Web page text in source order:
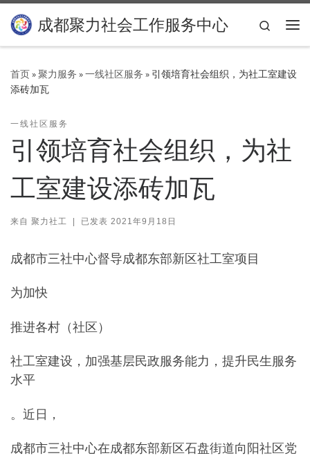
Skip to content
成都聚力社会工作服务中心
Search
首页»聚力服务 »一线社区服务 » 引领培育社会组织，为社工室建设
添砖加瓦
一线社区服务
引领培育社会组织，为社
工室建设添砖加瓦
来自 聚力社工 | 已发表 2021年9月18日
成都市三社中心督导成都东部新区社工室项目
为加快
推进各村（社区）
社工室建设，加强基层民政服务能力，提升民生服务
水平
。近日，
成都市三社中心在成都东部新区石盘街道向阳社区党